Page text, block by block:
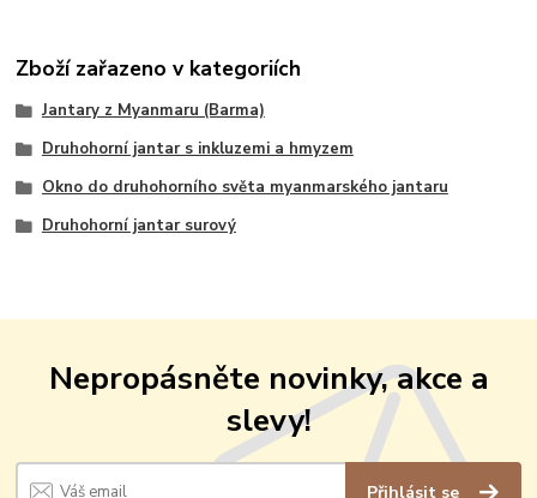
Zboží zařazeno v kategoriích
Jantary z Myanmaru (Barma)
Druhohorní jantar s inkluzemi a hmyzem
Okno do druhohorního světa myanmarského jantaru
Druhohorní jantar surový
Nepropásněte novinky, akce a
slevy!
Přihlásit se